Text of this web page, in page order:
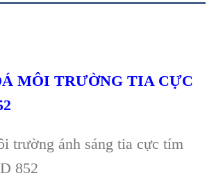
MÔI TRƯỜNG TIA CỰC
trường ánh sáng tia cực tím
852